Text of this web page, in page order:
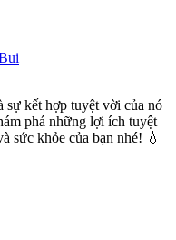
sự kết hợp tuyệt vời của nó
phá những lợi ích tuyệt
sức khỏe của bạn nhé! 💧